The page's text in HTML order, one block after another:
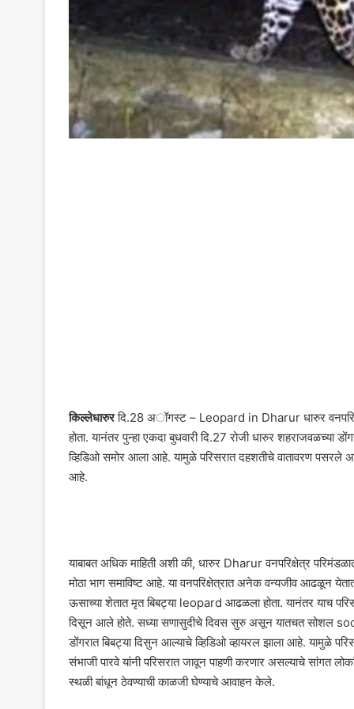
किल्लेधारुरदि.28 अॉगस्ट – Leopard in Dharur धारुर
होता. यानंतर पुन्हा एकदा बुधवारी दि.27 रोजी धारुर शहराजवळच्या
व्हिडिओ समोर आला आहे. यामुळे परिसरात दहशतीचे वातावरण पसरले
आहे.
याबाबत अधिक माहिती अशी की, धारुर Dharur वनपरिक्षेत्र
मोठा भाग समाविष्ट आहे. या वनपरिक्षेत्रात अनेक वन्यजीव आढळून
ऊसाच्या शेतात मृत बिबट्या leopard आढळला होता. यानंतर याच
दिसून आले होते. सध्या सणासुदीचे दिवस सुरु असून यातचत सोशल
डोंगरात बिबट्या दिसुन आल्याचे व्हिडिओ व्हायरल झाला आहे. यामुळे
संभाजी पारवे यांनी परिसरात जावून पाहणी करणार असल्याचे सांगत
स्थळी बांधून ठेवण्याची काळजी घेण्याचे आवाहन केले.